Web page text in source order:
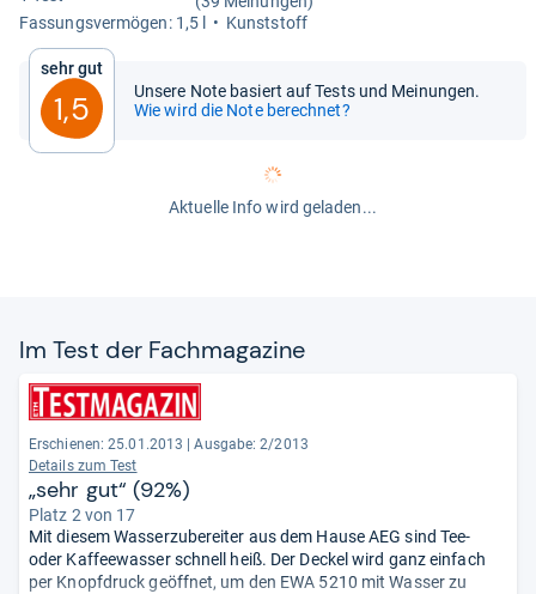
Fas­sungs­ver­mö­gen: 1,5 l
Kunst­stoff
Sehr gut
1,5
Unsere Note basiert auf Tests und Meinungen.
Wie wird die Note berechnet?
Aktuelle Info wird geladen...
Im Test der Fach­ma­ga­zine
Erschienen: 25.01.2013
Ausgabe: 2/2013
Details zum Test
„sehr gut“ (92%)
Platz 2 von 17
Mit diesem Wasserzubereiter aus dem Hause AEG sind Tee-
oder Kaffeewasser schnell heiß. Der Deckel wird ganz einfach
per Knopfdruck geöffnet, um den EWA 5210 mit Wasser zu